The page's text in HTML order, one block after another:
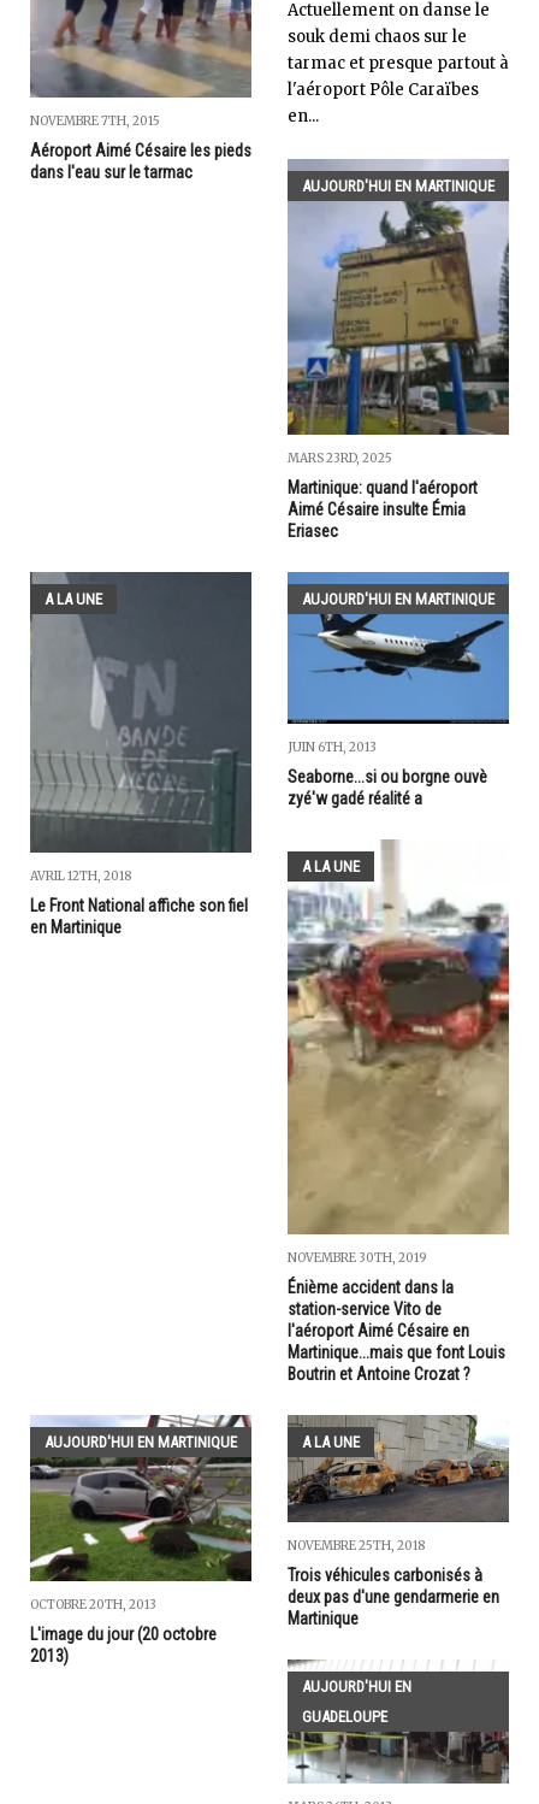
NOVEMBRE 7TH, 2015
Aéroport Aimé Césaire les pieds
dans l'eau sur le tarmac
Actuellement on danse le
souk demi chaos sur le
tarmac et presque partout à
l'aéroport Pôle Caraïbes
en...
AUJOURD'HUI EN MARTINIQUE
MARS 23RD, 2025
Martinique: quand l'aéroport
Aimé Césaire insulte Émia
Eriasec
A LA UNE
AVRIL 12TH, 2018
Le Front National affiche son fiel
en Martinique
AUJOURD'HUI EN MARTINIQUE
JUIN 6TH, 2013
Seaborne...si ou borgne ouvè
zyé'w gadé réalité a
A LA UNE
NOVEMBRE 30TH, 2019
Énième accident dans la
station-service Vito de
l'aéroport Aimé Césaire en
Martinique...mais que font Louis
Boutrin et Antoine Crozat ?
AUJOURD'HUI EN MARTINIQUE
OCTOBRE 20TH, 2013
L'image du jour (20 octobre
2013)
A LA UNE
NOVEMBRE 25TH, 2018
Trois véhicules carbonisés à
deux pas d'une gendarmerie en
Martinique
AUJOURD'HUI EN
GUADELOUPE